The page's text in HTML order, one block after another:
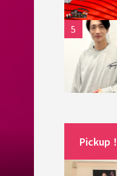
5
Pickup！